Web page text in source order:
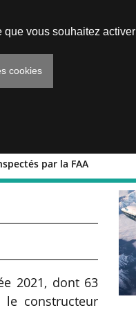
par la FAA
(+ 54 %),
2021, dont 63
le constructeur
vous souhaitez activer
cookies